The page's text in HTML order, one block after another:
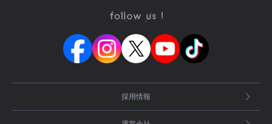
採用情報